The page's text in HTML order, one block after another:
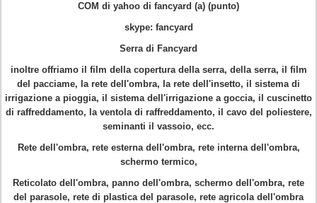
COM di yahoo di fancyard (a) (punto)
skype: fancyard
Serra di Fancyard
inoltre offriamo il film della copertura della serra, della serra, il film
del pacciame, la rete dell'ombra, la rete dell'insetto, il sistema di
irrigazione a pioggia, il sistema dell'irrigazione a goccia, il cuscinetto
di raffreddamento, la ventola di raffreddamento, il cavo del poliestere,
seminanti il vassoio, ecc.
Rete dell'ombra, rete esterna dell'ombra, rete interna dell'ombra,
schermo termico,
Reticolato dell'ombra, panno dell'ombra, schermo dell'ombra, rete
del parasole, rete di plastica del parasole, rete agricola dell'ombra